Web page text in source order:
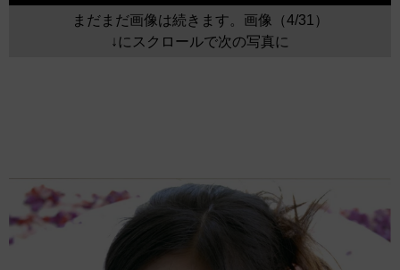
まだまだ画像は続きます。画像（4/31）
↓にスクロールで次の写真に